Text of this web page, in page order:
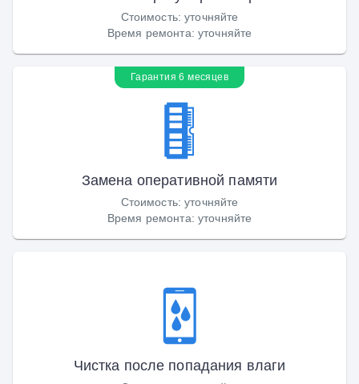
Стоимость:уточняйте
Время ремонта: уточняйте
Гарантия 6 месяцев
Замена оперативной памяти
Стоимость:уточняйте
Время ремонта: уточняйте
Чистка после попадания влаги